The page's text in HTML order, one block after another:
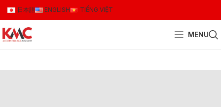
日本語 ENGLISH TIẾNG VIỆT
MENU